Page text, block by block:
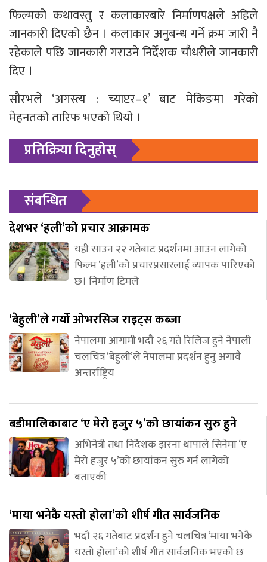
फिल्मको कथावस्तु र कलाकारबारे निर्माणपक्षले अहिले
जानकारी दिएको छैन । कलाकार अनुबन्ध गर्ने क्रम जारी नै
रहेकाले पछि जानकारी गराउने निर्देशक चौधरीले जानकारी
दिए ।
सौरभले ‘अगस्त्य : च्याप्टर–१’ बाट मेकिङमा गरेको
मेहनतको तारिफ भएको थियो ।
प्रतिक्रिया दिनुहोस्
संबन्धित
देशभर ‘हली’को प्रचार आक्रामक
यही साउन २२ गतेबाट प्रदर्शनमा आउन लागेको
फिल्म ‘हली’को प्रचारप्रसारलाई व्यापक पारिएको
छ। निर्माण टिमले
‘बेहुली’ले गर्यो ओभरसिज राइट्स कब्जा
नेपालमा आगामी भदौ २६ गते रिलिज हुने नेपाली
चलचित्र ‘बेहुली’ले नेपालमा प्रदर्शन हुनु अगावै
अन्तर्राष्ट्रिय
बडीमालिकाबाट ‘ए मेरो हजुर ५’को छायांकन सुरु हुने
अभिनेत्री तथा निर्देशक झरना थापाले सिनेमा ‘ए
मेरो हजुर ५’को छायांकन सुरु गर्न लागेको
बताएकी
‘माया भनेकै यस्तो होला’को शीर्ष गीत सार्वजनिक
भदौ २६ गतेबाट प्रदर्शन हुने चलचित्र ‘माया भनेकै
यस्तो होला’को शीर्ष गीत सार्वजनिक भएको छ